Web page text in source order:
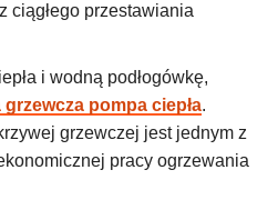
ciągłego przestawiania
i wodną podłogówkę,
grzewcza pompa ciepła.
grzewczej jest jednym z
pracy ogrzewania